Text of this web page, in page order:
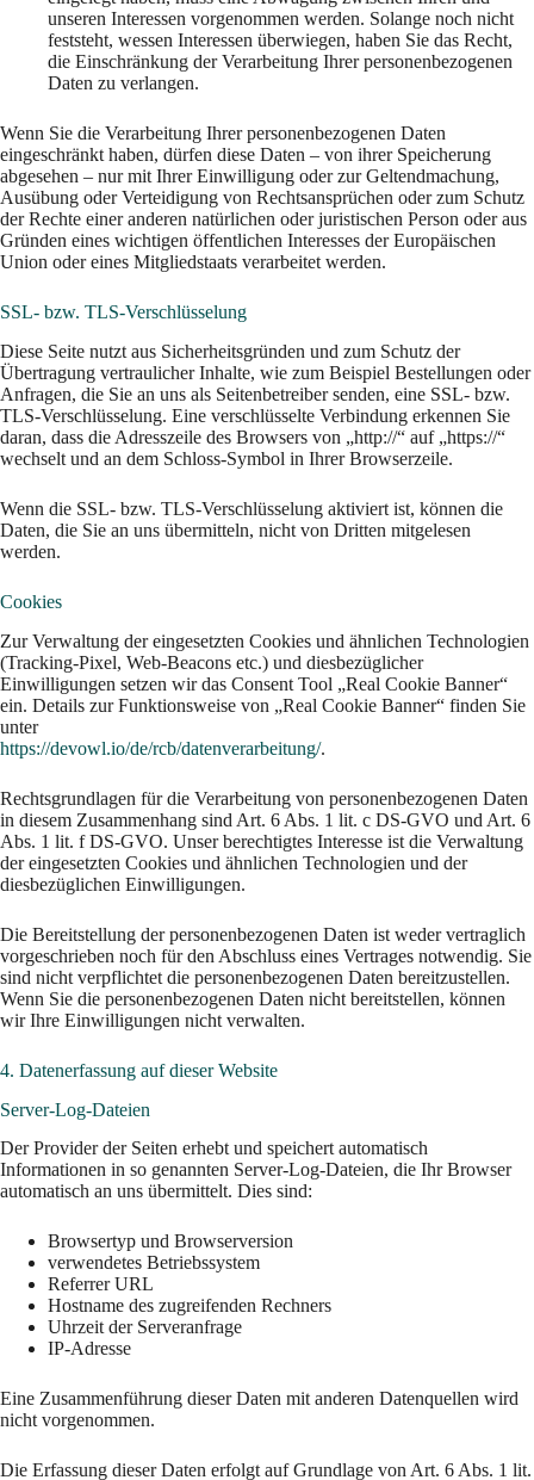
unseren Interessen vorgenommen werden. Solange noch nicht
feststeht, wessen Interessen überwiegen, haben Sie das Recht,
die Einschränkung der Verarbeitung Ihrer personenbezogenen
Daten zu verlangen.
Wenn Sie die Verarbeitung Ihrer personenbezogenen Daten
eingeschränkt haben, dürfen diese Daten – von ihrer Speicherung
abgesehen – nur mit Ihrer Einwilligung oder zur Geltendmachung,
Ausübung oder Verteidigung von Rechtsansprüchen oder zum Schutz
der Rechte einer anderen natürlichen oder juristischen Person oder aus
Gründen eines wichtigen öffentlichen Interesses der Europäischen
Union oder eines Mitgliedstaats verarbeitet werden.
SSL- bzw. TLS-Verschlüsselung
Diese Seite nutzt aus Sicherheitsgründen und zum Schutz der
Übertragung vertraulicher Inhalte, wie zum Beispiel Bestellungen oder
Anfragen, die Sie an uns als Seitenbetreiber senden, eine SSL- bzw.
TLS-Verschlüsselung. Eine verschlüsselte Verbindung erkennen Sie
daran, dass die Adresszeile des Browsers von „http://“ auf „https://“
wechselt und an dem Schloss-Symbol in Ihrer Browserzeile.
Wenn die SSL- bzw. TLS-Verschlüsselung aktiviert ist, können die
Daten, die Sie an uns übermitteln, nicht von Dritten mitgelesen
werden.
Cookies
Zur Verwaltung der eingesetzten Cookies und ähnlichen Technologien
(Tracking-Pixel, Web-Beacons etc.) und diesbezüglicher
Einwilligungen setzen wir das Consent Tool „Real Cookie Banner“
ein. Details zur Funktionsweise von „Real Cookie Banner“ finden Sie
unter
https://devowl.io/de/rcb/datenverarbeitung/.
Rechtsgrundlagen für die Verarbeitung von personenbezogenen Daten
in diesem Zusammenhang sind Art. 6 Abs. 1 lit. c DS-GVO und Art. 6
Abs. 1 lit. f DS-GVO. Unser berechtigtes Interesse ist die Verwaltung
der eingesetzten Cookies und ähnlichen Technologien und der
diesbezüglichen Einwilligungen.
Die Bereitstellung der personenbezogenen Daten ist weder vertraglich
vorgeschrieben noch für den Abschluss eines Vertrages notwendig. Sie
sind nicht verpflichtet die personenbezogenen Daten bereitzustellen.
Wenn Sie die personenbezogenen Daten nicht bereitstellen, können
wir Ihre Einwilligungen nicht verwalten.
4. Datenerfassung auf dieser Website
Server-Log-Dateien
Der Provider der Seiten erhebt und speichert automatisch
Informationen in so genannten Server-Log-Dateien, die Ihr Browser
automatisch an uns übermittelt. Dies sind:
Browsertyp und Browserversion
verwendetes Betriebssystem
Referrer URL
Hostname des zugreifenden Rechners
Uhrzeit der Serveranfrage
IP-Adresse
Eine Zusammenführung dieser Daten mit anderen Datenquellen wird
nicht vorgenommen.
Die Erfassung dieser Daten erfolgt auf Grundlage von Art. 6 Abs. 1 lit.